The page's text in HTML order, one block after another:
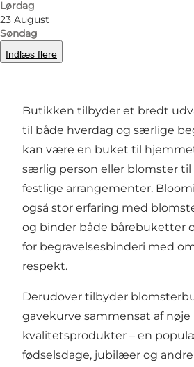
Lørdag
23 August
Søndag
Indlæs flere
sæsonens blomster
farver, former og moderne
Hver buket bliver sammensat
faglighed og respekt for
Butikken tilbyder et bredt
til både hverdag og særlige
kan være en buket til
særlig person eller blomster
festlige arrangementer.
også stor erfaring med
og binder både bårebuketter
for begravelsesbinderi med
respekt.
Derudover tilbyder
gavekurve sammensat af
kvalitetsprodukter – en
fødselsdage, jubilæer og